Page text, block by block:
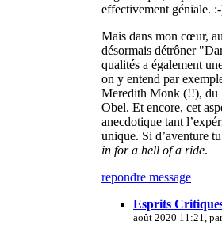
effectivement géniale.
Mais dans mon cœur,
désormais détrôner
qualités a également
on y entend par
Meredith Monk (!!), du
Obel. Et encore, cet
anecdotique tant
unique. Si d’aventure
in for a hell of a ride.
repondre message
Esprits
août 2020 11:21,